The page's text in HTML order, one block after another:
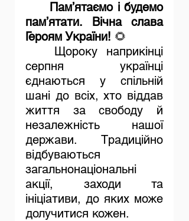
пам’ятати. Вічна слава
Героям України! 🌻
серпня українці
єднаються у спільній
шані до всіх, хто віддав
життя за свободу й
незалежність нашої
держави. Традиційно
відбуваються
загальнонаціональні
акції, заходи та
ініціативи, до яких може
долучитися кожен.